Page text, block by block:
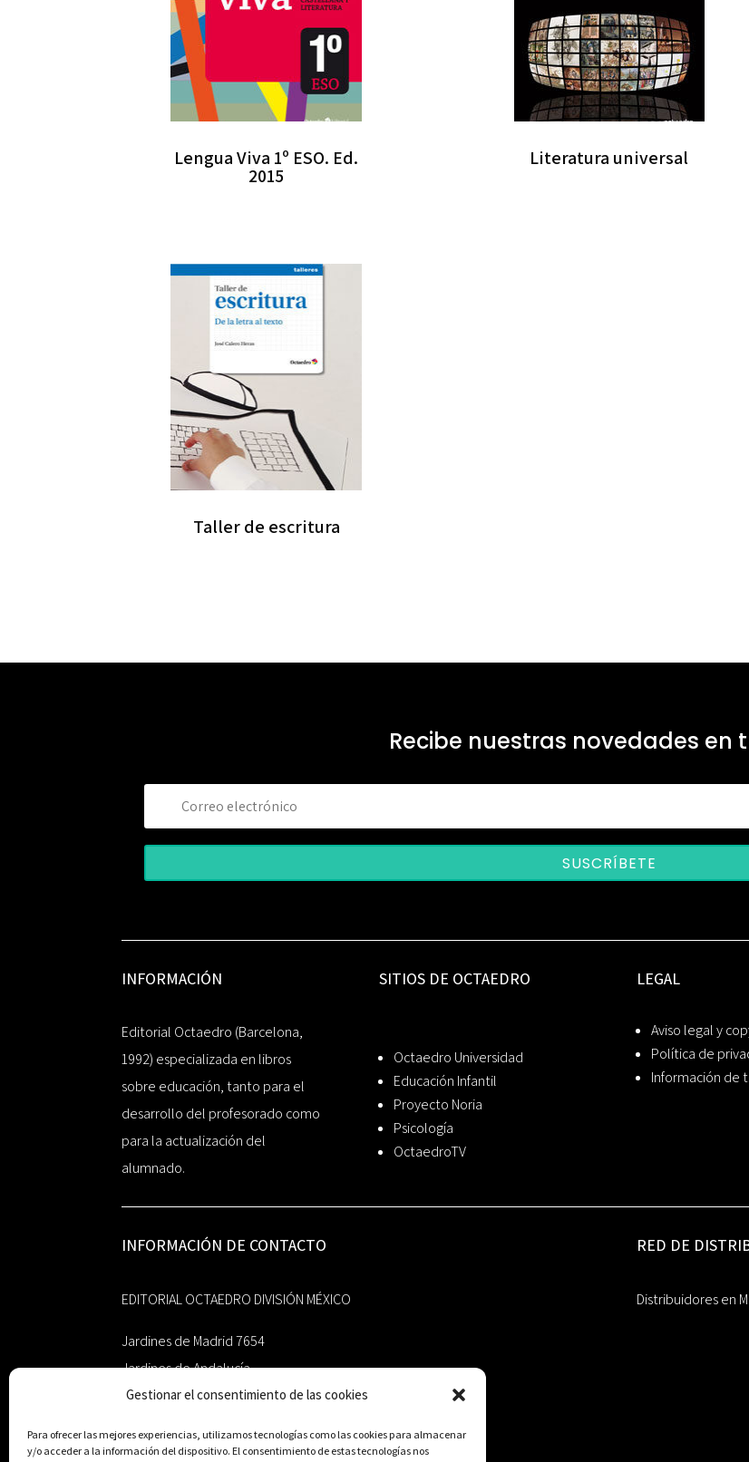
Gestionar el consentimiento de las cookies
Para ofrecer las mejores experiencias, utilizamos tecnologías como las cookies para almacenar
y/o acceder a la información del dispositivo. El consentimiento de estas tecnologías nos
Lengua Viva 1º ESO. Ed.
2015
Taller de escritura
Literatura universal
Recibe nuestras novedades en
SUSCRÍBETE
INFORMACIÓN
Editorial Octaedro (Barcelona,
1992) especializada en libros
sobre educación, tanto para el
desarrollo del profesorado como
para la actualización del
alumnado.
SITIOS DE OCTAEDRO
Octaedro Universidad
Educación Infantil
Proyecto Noria
Psicología
OctaedroTV
LEGAL
Aviso legal y
Política de
Información de
INFORMACIÓN DE CONTACTO
EDITORIAL OCTAEDRO DIVISIÓN MÉXICO
Jardines de Madrid 7654
Jardines de Andalucía
Guadalupe, Nuevo León
RED DE
Distribuidores en